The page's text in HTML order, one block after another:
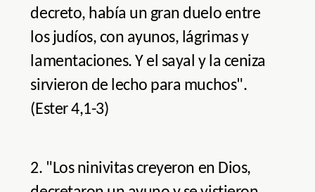
decreto, había un gran duelo entre
los judíos, con ayunos, lágrimas y
lamentaciones. Y el sayal y la ceniza
sirvieron de lecho para muchos".
(Ester 4,1-3)
2. "Los ninivitas creyeron en Dios,